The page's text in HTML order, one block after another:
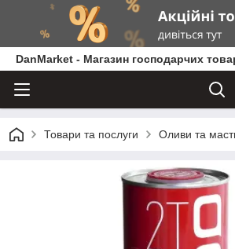
DanMarket - Магазин господарчих
Товари та послуги Оливи та